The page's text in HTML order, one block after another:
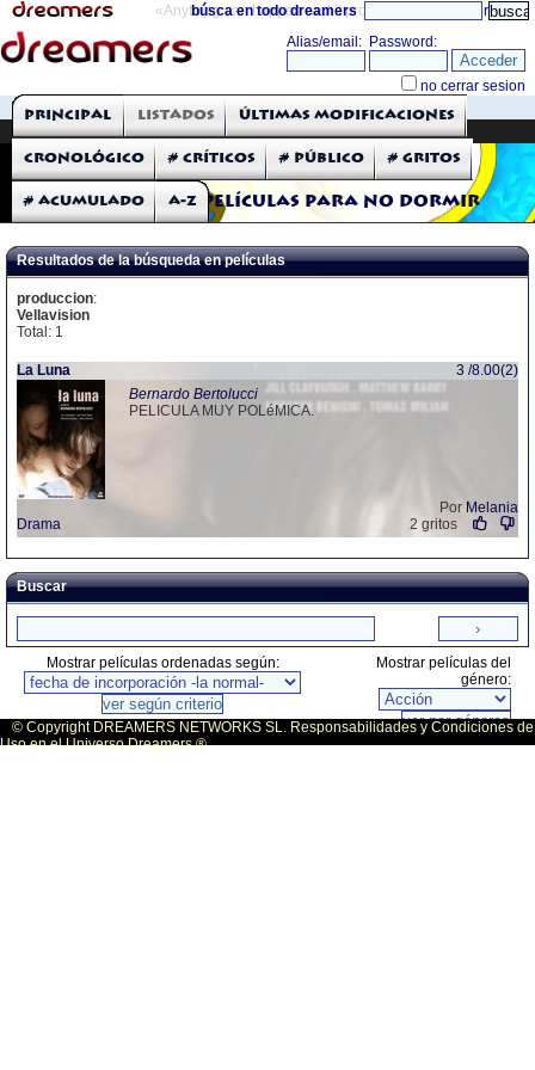
«Anything can happen and it probably will» directorio
búsca en todo dreamers
THE DREAMERS
Críticas: Películas
Películas para no dormir
Principal Listados Últimas modificaciones
Cronológico # Críticos # Público # Gritos
# Acumulado A-Z
Resultados de la búsqueda en películas
produccion:
Vellavision
Total: 1
La Luna
3 /8.00(2)
Bernardo Bertolucci
PELICULA MUY POLéMICA.
Por Melania
Drama
2 gritos
Buscar
Mostrar películas ordenadas según:
Mostrar películas del
género:
© Copyright DREAMERS NETWORKS SL. Responsabilidades y Condiciones de
Uso en el Universo Dreamers ®